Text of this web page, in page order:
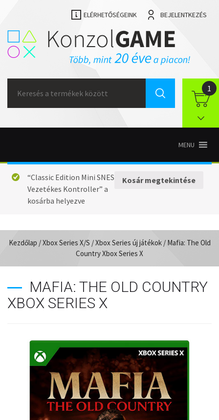
ELÉRHETŐSÉGEINK BEJELENTKEZÉS
for:
1
MENU
Kosár megtekintése
“Classic Edition Mini SNES
Vezetékes Kontroller” a
kosárba helyezve
Kezdőlap /Xbox Series X/S /Xbox Series új játékok/ Mafia: The Old
Country Xbox Series X
MAFIA: THE OLD COUNTRY
XBOX SERIES X